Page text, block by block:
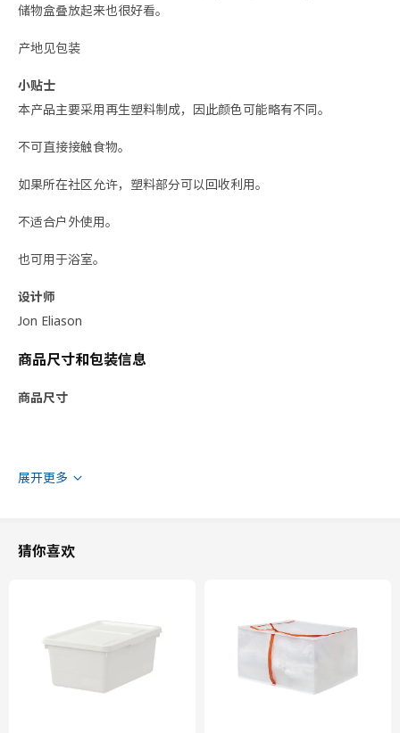
储物盒叠放起来也很好看。
产地见包装
小贴士
本产品主要采用再生塑料制成，因此颜色可能略有不同。
不可直接接触食物。
如果所在社区允许，塑料部分可以回收利用。
不适合户外使用。
也可用于浴室。
设计师
Jon Eliason
商品尺寸和包装信息
商品尺寸
展开更多
猜你喜欢